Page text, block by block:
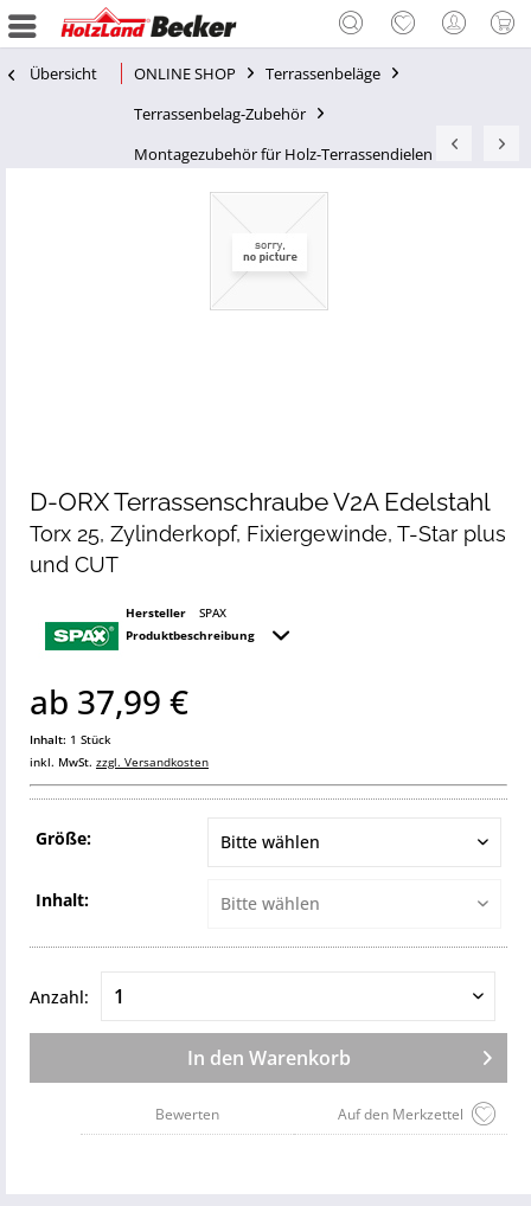
Übersicht ONLINE SHOP
Terrassenbeläge
Terrassenbelag-Zubehör
Montagezubehör für Holz-Terrassendielen
D-ORX Terrassenschraube V2A Edelstahl
Torx 25, Zylinderkopf, Fixiergewinde, T-Star plus
und CUT
Hersteller
SPAX
Produktbeschreibung
ab 37,99 €
Inhalt: 1 Stück
inkl. MwSt. zzgl. Versandkosten
Größe:
Inhalt:
Anzahl:
In den Warenkorb
Auf den Merkzettel
Bewerten